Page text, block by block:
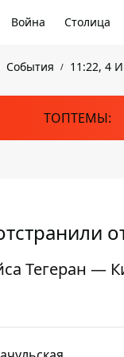
Война Столица
События 11:22, 4
ТОПТЕМЫ:
Тегеран —